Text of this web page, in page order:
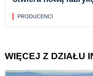
PRODUCENCI
WIĘCEJ Z DZIAŁU